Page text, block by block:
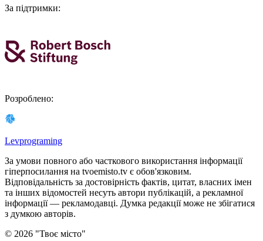
За підтримки:
Розроблено:
Levprograming
За умови повного або часткового використання iнформацiї
гіперпосилання на tvoemisto.tv є обов'язковим.
Відповідальність за достовірність фактів, цитат, власних імен
та інших відомостей несуть автори публікацій, а рекламної
інформації — рекламодавці. Думка редакцiї може не збiгатися
з думкою авторiв.
© 2026 "Твоє місто"